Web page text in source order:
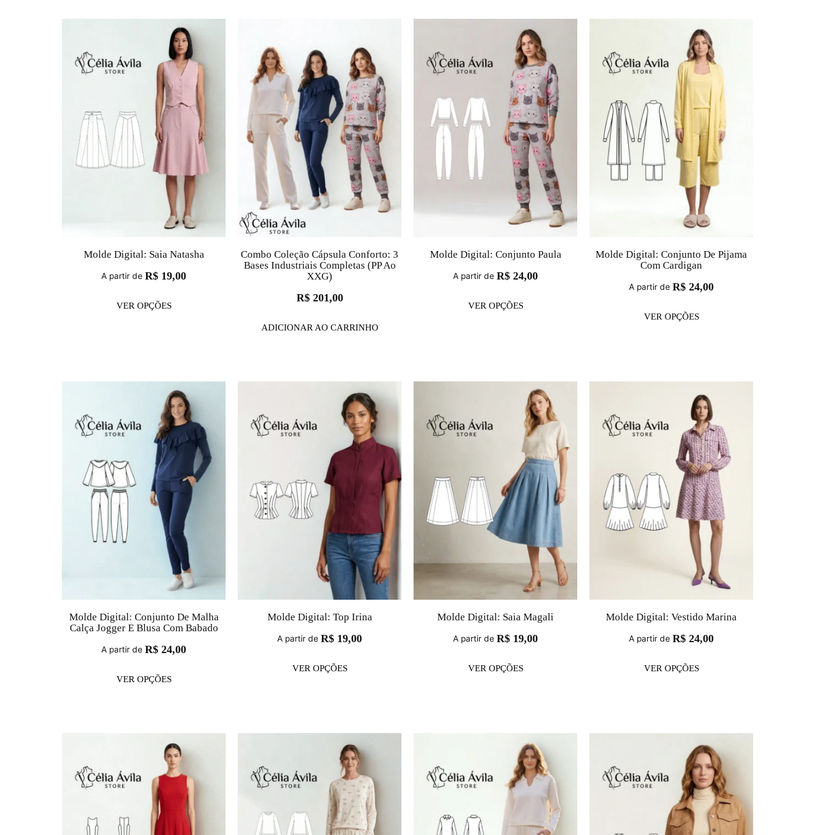
Molde Digital: Saia Natasha
A partir de R$ 19,00
VER OPÇÕES
Combo Coleção Cápsula Conforto: 3
Bases Industriais Completas (PP Ao
XXG)
R$201,00
ADICIONAR AO CARRINHO
Molde Digital: Conjunto Paula
A partir de R$ 24,00
VER OPÇÕES
Molde Digital: Conjunto De Pijama
Com Cardigan
A partir de R$ 24,00
VER OPÇÕES
Molde Digital: Conjunto De Malha
Calça Jogger E Blusa Com Babado
A partir de R$ 24,00
VER OPÇÕES
Molde Digital: Top Irina
A partir de R$ 19,00
VER OPÇÕES
Molde Digital: Saia Magali
A partir de R$ 19,00
VER OPÇÕES
Molde Digital: Vestido Marina
A partir de R$ 24,00
VER OPÇÕES